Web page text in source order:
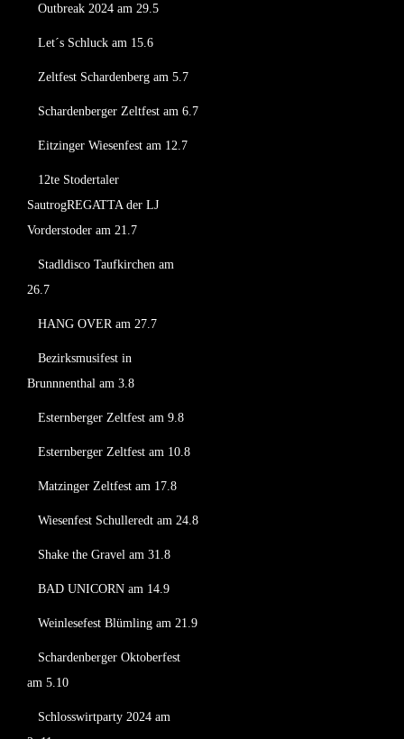
Outbreak 2024 am 29.5
Let´s Schluck am 15.6
Zeltfest Schardenberg am 5.7
Schardenberger Zeltfest am 6.7
Eitzinger Wiesenfest am 12.7
12te Stodertaler
SautrogREGATTA der LJ
Vorderstoder am 21.7
Stadldisco Taufkirchen am
26.7
HANG OVER am 27.7
Bezirksmusifest in
Brunnnenthal am 3.8
Esternberger Zeltfest am 9.8
Esternberger Zeltfest am 10.8
Matzinger Zeltfest am 17.8
Wiesenfest Schulleredt am 24.8
Shake the Gravel am 31.8
BAD UNICORN am 14.9
Weinlesefest Blümling am 21.9
Schardenberger Oktoberfest
am 5.10
Schlosswirtparty 2024 am